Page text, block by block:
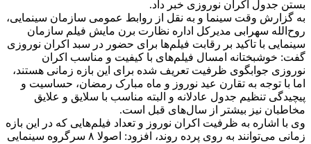
بستن جدول اکران نوروزی خبر داد.
به گزارش وقت سینما و به نقل از روابط عمومی سازمان سینمایی،
روح‌الله سهرابی مدیرکل اداره نظارت برن مایش فیلم سازمان
سینمایی با تاکید بر رقابت فیلم‌ها برای حضور در سبد اکران نوروزی
گفت: خوشبختانه امسال فیلم‌های با کیفیت و مناسب اکران
نوروزی جوابگوی ظرفیت تعریف شده برای این بازه زمانی هستند،
اما با توجه به تقارن عید نوروز و ماه مبارک رمضان، حساسیت و
پیچیدگی تنظیم جدول عادلانه و البته مناسب با سلایق و علایق
مخاطبان نیز بیشتر از سال‌های قبل است.
وی با اشاره به ظرفیت اکران نوروز و تعداد فیلم‌هایی که در این بازه
زمانی می‌توانند به روی پرده روند، افزود: اصولا ۸ سرگروه سینمایی